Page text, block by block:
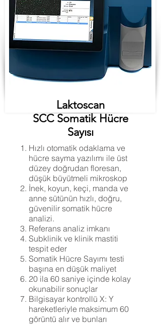
Laktoscan
SCC Somatik Hücre
Sayısı
Hızlı otomatik odaklama ve
hücre sayma yazılımı ile üst
düzey doğrudan floresan,
düşük büyütmeli mikroskop
İnek, koyun, keçi, manda ve
anne sütünün hızlı, doğru,
güvenilir somatik hücre
analizi.
Referans analiz imkanı
Subklinik ve klinik mastiti
tespit eder
Somatik Hücre Sayımı testi
başına en düşük maliyet
20 ila 60 saniye içinde kolay
okunabilir sonuçlar
Bilgisayar kontrollü X: Y
hareketleriyle maksimum 60
görüntü alır ve bunları